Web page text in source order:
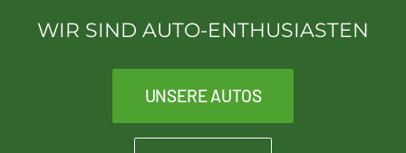
Kult-Blech-Shop für Vereinsmitglieder
WIR SIND AUTO-ENTHUSIASTEN
UNSERE AUTOS